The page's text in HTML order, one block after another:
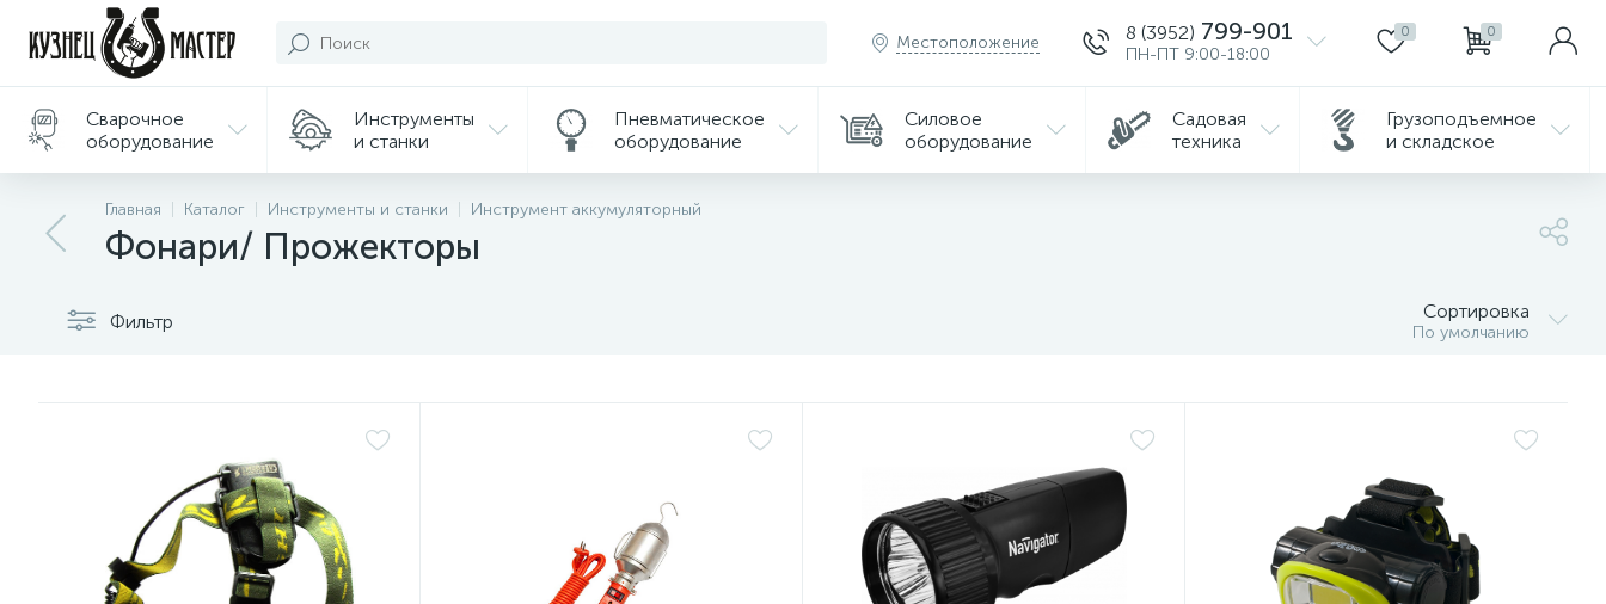
Местоположение 8 (3952) 799-901
ПН-ПТ 9:00-18:00
0 0
Сварочное
оборудование
Инструменты
и станки
Пневматическое
оборудование
Силовое
оборудование
Садовая
техника
Грузоподъемное
и складское
Подарки/
Сувениры
Главная Каталог Инструменты и станки Инструмент аккумуляторный
Фонари/ Прожекторы
Фильтр Сортировка
По умолчанию